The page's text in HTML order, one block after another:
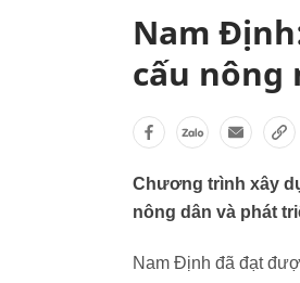
Nam
cấu nông
Chương trình xây
nông dân và phát
Nam Định đã đạt